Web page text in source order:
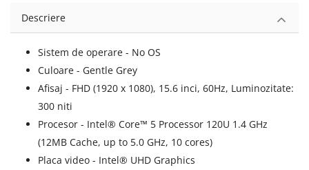
Descriere
Sistem de operare - No OS
Culoare - Gentle Grey
Afisaj - FHD (1920 x 1080), 15.6 inci, 60Hz, Luminozitate:
300 niti
Procesor - Intel® Core™ 5 Processor 120U 1.4 GHz
(12MB Cache, up to 5.0 GHz, 10 cores)
Placa video - Intel® UHD Graphics